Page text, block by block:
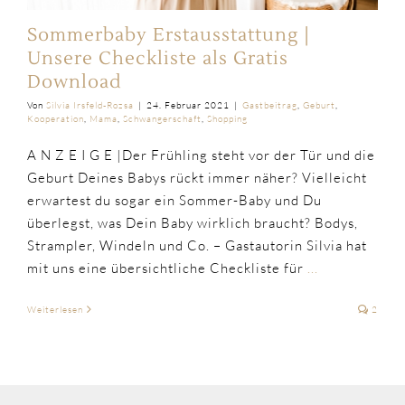
Sommerbaby Erstausstattung |
Unsere Checkliste als Gratis
Download
Von Silvia Irsfeld-Rozsa | 24. Februar 2021 | Gastbeitrag, Geburt,
Kooperation, Mama, Schwangerschaft, Shopping
A N Z E I G E |Der Frühling steht vor der Tür und die
Geburt Deines Babys rückt immer näher? Vielleicht
erwartest du sogar ein Sommer-Baby und Du
überlegst, was Dein Baby wirklich braucht? Bodys,
Strampler, Windeln und Co. – Gastautorin Silvia hat
mit uns eine übersichtliche Checkliste für ...
Weiterlesen 2